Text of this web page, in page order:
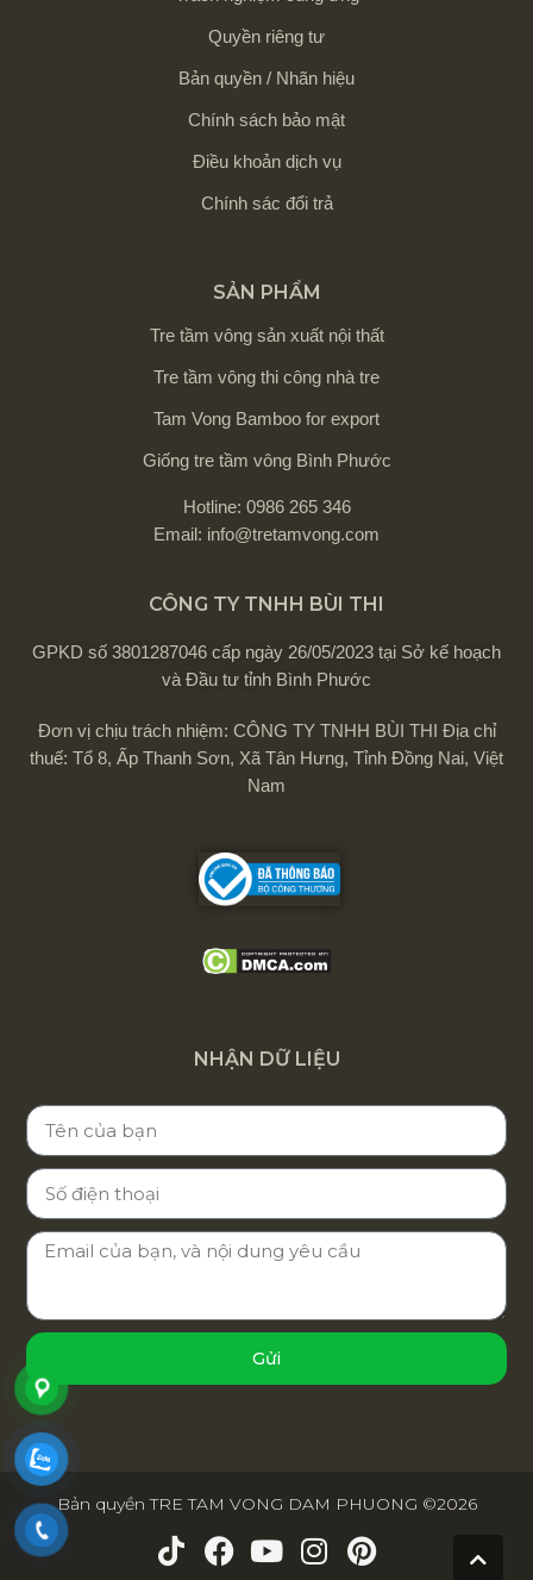
Quyền riêng tư
Bản quyền / Nhãn hiệu
Chính sách bảo mật
Điều khoản dịch vụ
Chính sác đổi trả
SẢN PHẨM
Tre tầm vông sản xuất nội thất
Tre tầm vông thi công nhà tre
Tam Vong Bamboo for export
Giống tre tầm vông Bình Phước
Hotline: 0986 265 346
Email: info@tretamvong.com
CÔNG TY TNHH BÙI THI
GPKD số 3801287046 cấp ngày 26/05/2023 tại Sở kế hoạch
và Đầu tư tỉnh Bình Phước
Đơn vị chịu trách nhiệm: CÔNG TY TNHH BÙI THI Địa chỉ
thuế: Tổ 8, Ấp Thanh Sơn, Xã Tân Hưng, Tỉnh Đồng Nai, Việt
Nam
NHẬN DỮ LIỆU
Gửi
Bản quyền TRE TAM VONG DAM PHUONG ©2026